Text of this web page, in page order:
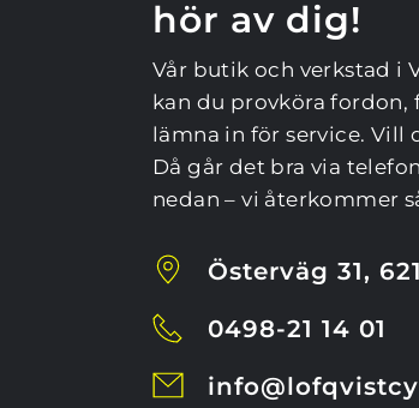
hör av dig!
Vår butik och verkstad i
kan du provköra fordon,
lämna in för service. Vill
Då går det bra via
nedan – vi återkommer
Österväg 31,
0498-21 14 01